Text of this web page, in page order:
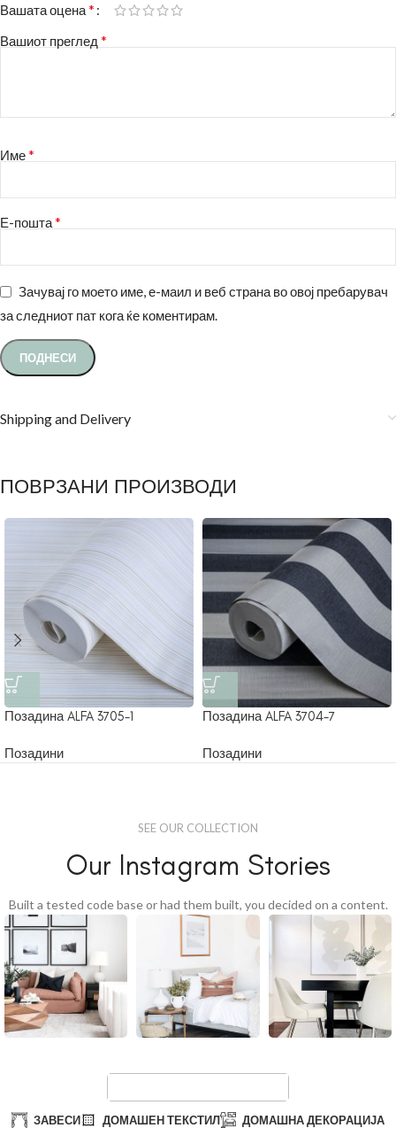
Вашата оцена*
Вашиот преглед *
Име*
Е-пошта*
Зачувај го моето име, е-маил и веб страна во овој пребарувач
за следниот пат кога ќе коментирам.
Shipping and Delivery
ПОВРЗАНИ ПРОИЗВОДИ
Позадина ALFA 3705-1
Позадини
Позадина ALFA 3704-7
Позадини
SEE OUR COLLECTION
Our Instagram Stories
Built a tested code base or had them built, you decided on a content.
ЗАВЕСИ ДОМАШЕН ТЕКСТИЛ ДОМАШНА ДЕКОРАЦИЈА